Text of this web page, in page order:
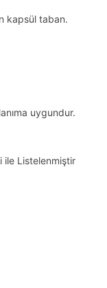
kapsül taban.
uygundur.
ile Listelenmiştir